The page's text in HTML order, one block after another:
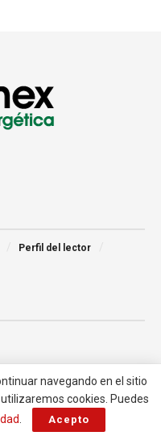
Perfil del lector
navegando en el sitio
cookies. Puedes
Acepto